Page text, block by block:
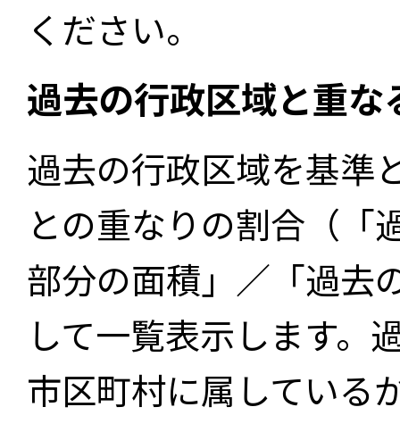
ください。
過去の行政区域と重
過去の行政区域を基準
との重なりの割合（「
部分の面積」／「過去
して一覧表示します。
市区町村に属している